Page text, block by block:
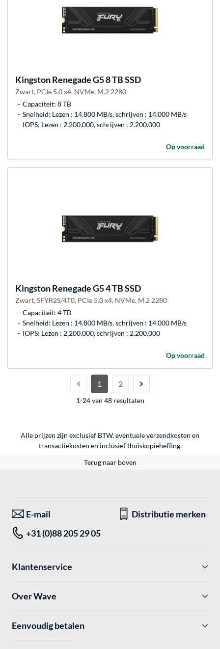
KingstonRenegade G5 8 TB SSD
Zwart, PCIe 5.0 x4, NVMe, M.2 2280
Capaciteit: 8 TB
Snelheid: Lezen : 14.800 MB/s, schrijven : 14.000 MB/s
IOPS: Lezen : 2.200.000, schrijven : 2.200.000
Op voorraad
KingstonRenegade G5 4 TB SSD
Zwart, SFYR2S/4T0, PCIe 5.0 x4, NVMe, M.2 2280
Capaciteit: 4 TB
Snelheid: Lezen : 14.800 MB/s, schrijven : 14.000 MB/s
IOPS: Lezen : 2.200.000, schrijven : 2.200.000
Op voorraad
1 2
1-24 van 48 resultaten
Alle prijzen zijn exclusief BTW, eventuele verzendkosten en
transactiekosten en inclusief thuiskopieheffing.
Terug naar boven
E-mail
Distributie merken
+31 (0)88 205 29 05
Klantenservice
Over Wave
Eenvoudig betalen